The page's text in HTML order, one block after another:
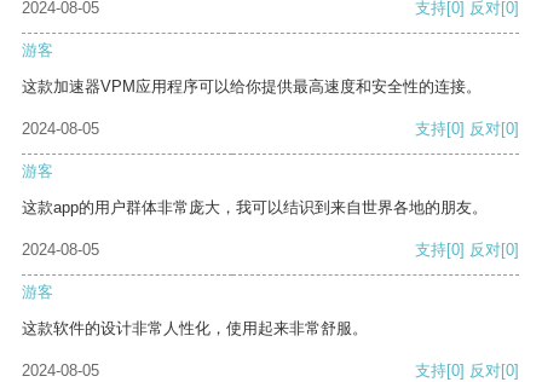
2024-08-05 支持[0] 反对[0]
游客
这款加速器VPM应用程序可以给你提供最高速度和安全性的连接。
2024-08-05 支持[0] 反对[0]
游客
这款app的用户群体非常庞大，我可以结识到来自世界各地的朋友。
2024-08-05 支持[0] 反对[0]
游客
这款软件的设计非常人性化，使用起来非常舒服。
2024-08-05 支持[0] 反对[0]